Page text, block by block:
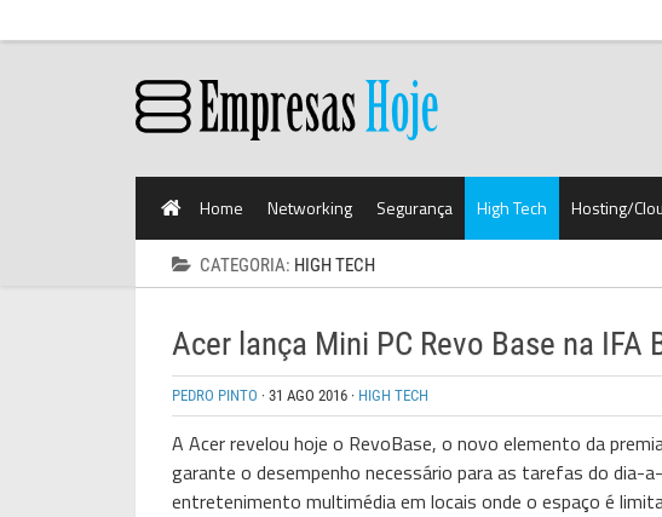
Home Networking Segurança High Tech Hosting/
CATEGORIA: HIGH TECH
Acer lança Mini PC Revo Base na IFA
PEDRO PINTO · 31 AGO 2016 · HIGH TECH
A Acer revelou hoje o RevoBase, o novo elemento da
garante o desempenho necessário para as tarefas do dia-
entretenimento multimédia em locais onde o espaço é